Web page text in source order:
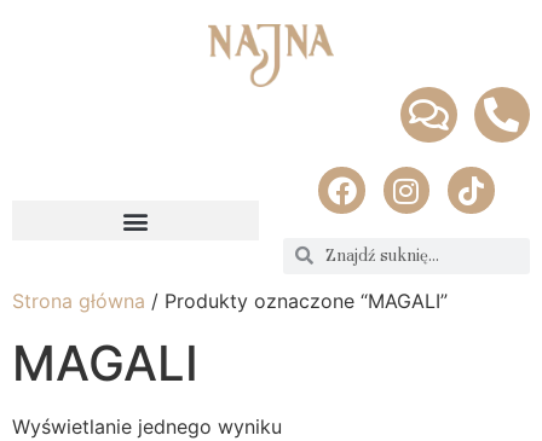
Strona główna / Produkty oznaczone “MAGALI”
MAGALI
Wyświetlanie jednego wyniku